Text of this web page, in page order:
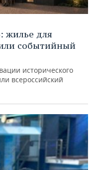
жилье для
событийный
исторического
всероссийский